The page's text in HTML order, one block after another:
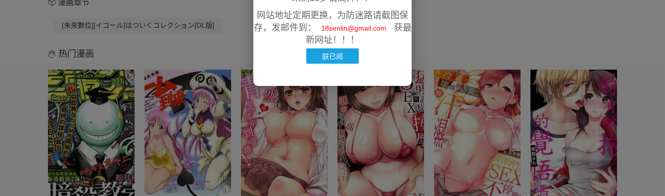
漫画章节
[未來數位][イコール]はついくコレクション[DL版]
热门漫画
网站地址定期更换，为防迷路请截图保
存，发邮件到：
18senlin@gmail.com
获最
新网址！！！
朕已阅